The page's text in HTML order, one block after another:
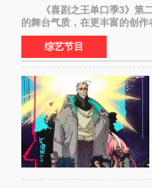
《喜剧之王单口季3》第二
的舞台气质，在更丰富的创
着更加成熟的文本与舞台掌控
综艺节目